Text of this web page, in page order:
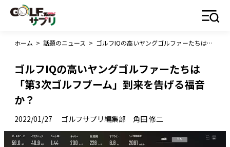
ホーム > 話題のニュース > ゴルフIQの高いヤングゴルファーたちは「第3次ゴルフブーム」到来を告げる福音か？
ゴルフIQの高いヤングゴルファーたちは
「第3次ゴルフブーム」到来を告げる福音
か？
2022/01/27 ゴルフサプリ編集部 角田 修二